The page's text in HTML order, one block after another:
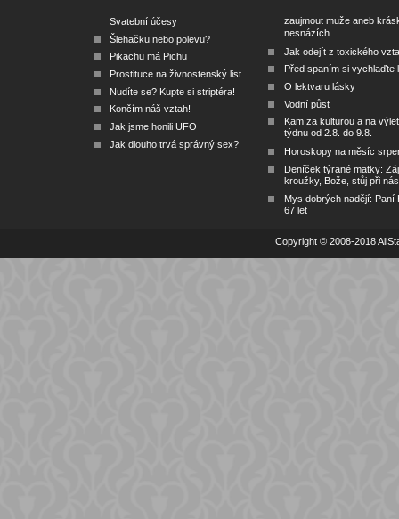
Svatební účesy
Šlehačku nebo polevu?
Pikachu má Pichu
Prostituce na živnostenský list
Nudíte se? Kupte si striptéra!
Končím náš vztah!
Jak jsme honili UFO
Jak dlouho trvá správný sex?
zaujmout muže aneb
nesnázích
Jak odejít z toxického
Před spaním si vychlaďte
O lektvaru lásky
Vodní půst
Kam za kulturou a na
týdnu od 2.8. do 9.8.
Horoskopy na měsíc
Deníček týrané matky:
kroužky, Bože, stůj při nás
Mys dobrých nadějí: Paní
67 let
Copyright © 2008-2018